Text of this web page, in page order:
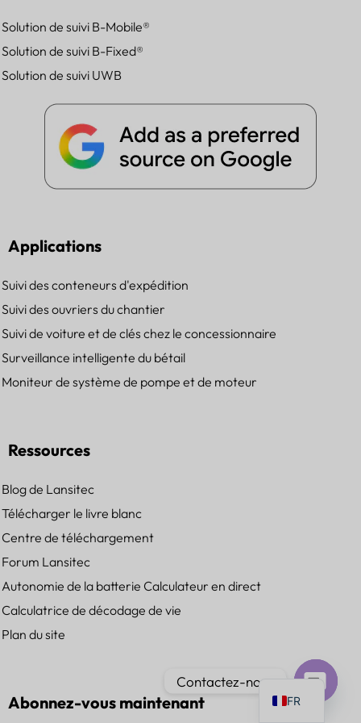
Solution de suivi B-Mobile®
Solution de suivi B-Fixed®
Solution de suivi UWB
Applications
Suivi des conteneurs d'expédition
Suivi des ouvriers du chantier
Suivi de voiture et de clés chez le concessionnaire
Surveillance intelligente du bétail
Moniteur de système de pompe et de moteur
Ressources
Blog de Lansitec
Télécharger le livre blanc
Centre de téléchargement
Forum Lansitec
Autonomie de la batterie Calculateur en direct
Calculatrice de décodage de vie
Plan du site
Abonnez-vous maintenant FR
EN
Contactez-nous